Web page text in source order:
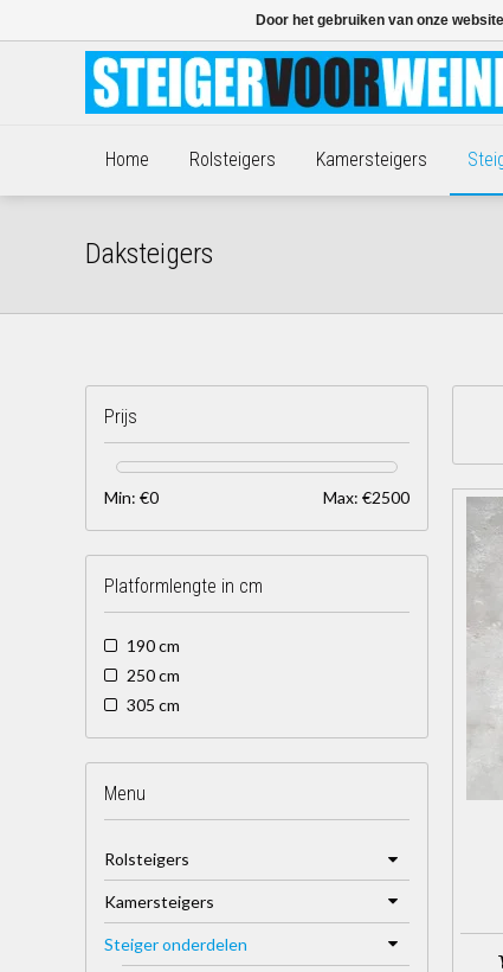
Home Rolsteigers Kamersteigers
Daksteigers
Prijs
Min: €0 Max: €2500
Platformlengte in cm
190 cm
250 cm
305 cm
Menu
Rolsteigers
Kamersteigers
Steiger onderdelen
Door het gebruiken van onze